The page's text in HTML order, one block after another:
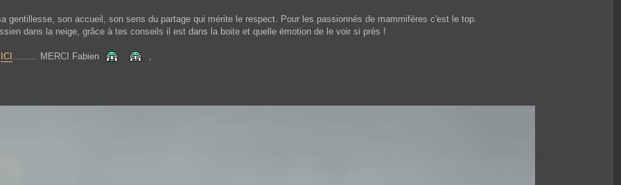
gentillesse, son accueil, son sens du partage qui mérite le respect. Pour les passionnés de mammifères c'est le top.
dans la neige, grâce à tes conseils il est dans la boite et quelle émotion de le voir si près !
ICI ......... MERCI Fabien ,